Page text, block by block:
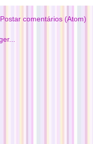
Postar comentários (Atom)